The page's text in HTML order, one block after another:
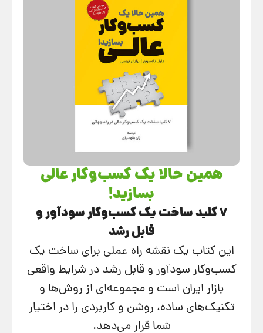
همین حالا یک کسب‌وکار عالی
بسازید!
7 کلید ساخت یک کسب‌وکار سودآور و
قابل رشد
این کتاب یک نقشه راه عملی برای ساخت یک
کسب‌وکار سودآور و قابل رشد در شرایط واقعی
بازار ایران است و مجموعه‌ای از روش‌ها و
تکنیک‌های ساده، روشن و کاربردی را در اختیار
شما قرار می‌دهد.